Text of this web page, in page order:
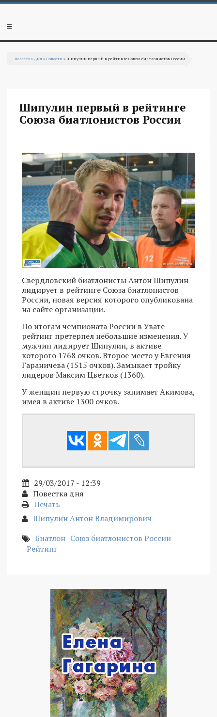
Перейти к основному содержанию
Мобильное
Повестка Дня »Новости » Шипулин первый в рейтинге Союза биатлонистов России
Шипулин первый в рейтинге
Союза биатлонистов России
Свердловский биатлонисты Антон Шипулин
лидирует в рейтинге Союза биатлонистов
России, новая версия которого опубликована
на сайте организации.
По итогам чемпионата России в Увате
рейтинг претерпел небольшие изменения. У
мужчин лидирует Шипулин, в активе
которого 1768 очков. Второе место у Евгения
Гараничева (1515 очков). Замыкает тройку
лидеров Максим Цветков (1360).
У женщин первую строчку занимает Акимова,
имея в активе 1300 очков.
29/03/2017 - 12:39
Повестка дня
Печать
Шипулин Антон Владимирович
Биатлон Союз биатлонистов России
Рейтинг